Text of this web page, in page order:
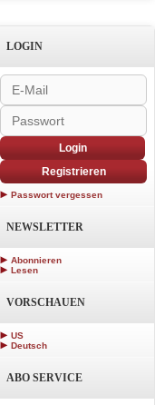
LOGIN
Login
Registrieren
Passwort vergessen
NEWSLETTER
Abonnieren
Lesen
VORSCHAUEN
US
Deutsch
ABO SERVICE